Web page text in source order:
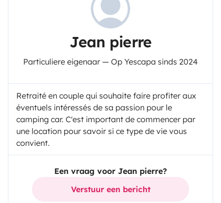
Jean pierre
Particuliere eigenaar — Op Yescapa sinds 2024
Retraité en couple qui souhaite faire profiter aux
éventuels intéressés de sa passion pour le
camping car. C'est important de commencer par
une location pour savoir si ce type de vie vous
convient.
Een vraag voor Jean pierre?
Verstuur een bericht